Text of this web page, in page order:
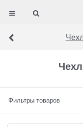
Фильтры товаров